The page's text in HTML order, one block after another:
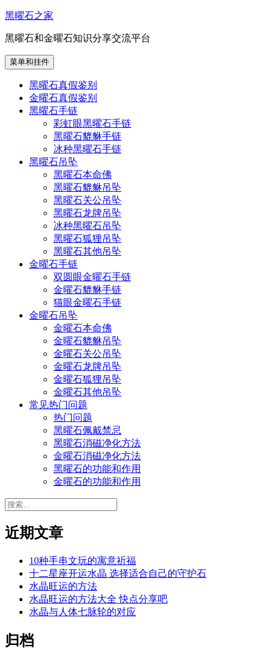
跳
内
容
黑曜石之家
黑曜石和金曜石知识分享交流平台
菜单和挂件
黑曜石真假鉴别
金曜石真假鉴别
黑曜石手链
彩虹眼黑曜石手链
黑曜石貔貅手链
冰种黑曜石手链
黑曜石吊坠
黑曜石本命佛
黑曜石貔貅吊坠
黑曜石关公吊坠
黑曜石龙牌吊坠
冰种黑曜石吊坠
黑曜石狐狸吊坠
黑曜石其他吊坠
金曜石手链
双圆眼金曜石手链
金曜石貔貅手链
猫眼金曜石手链
金曜石吊坠
金曜石本命佛
金曜石貔貅吊坠
金曜石关公吊坠
金曜石龙牌吊坠
金曜石狐狸吊坠
金曜石其他吊坠
常见热门问题
热门问题
黑曜石佩戴禁忌
黑曜石消磁净化方法
金曜石消磁净化方法
黑曜石的功能和作用
金曜石的功能和作用
搜
近期文章
10种手串文玩的寓意祈福
十二星座开运水晶 选择适合自己的守护石
水晶旺运的方法
水晶旺运的方法大全 快点分享吧
水晶与人体七脉轮的对应
归档